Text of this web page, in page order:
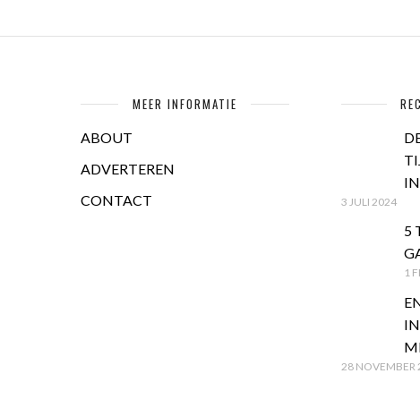
MEER INFORMATIE
ABOUT
ADVERTEREN
CONTACT
3 JULI 2024
5
1
28 NOVEMBER